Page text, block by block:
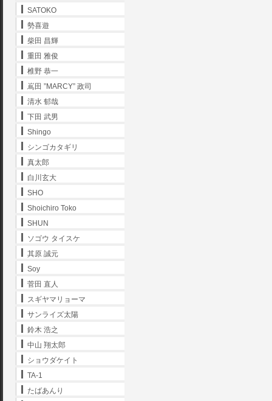
SATOKO
勢喜遊
柴田 昌輝
重田 雅俊
椎野 恭一
嶌田 ”MARCY” 政司
清水 郁哉
下田 武男
Shingo
シンゴカタギリ
真太郎
白川玄大
SHO
Shoichiro Toko
SHUN
ソゴウ タイスケ
其原 誠元
Soy
菅田 直人
スギヤマリョーマ
サンライズ太陽
鈴木 浩之
中山 翔太郎
ショウダケイト
TA-1
たばあんり